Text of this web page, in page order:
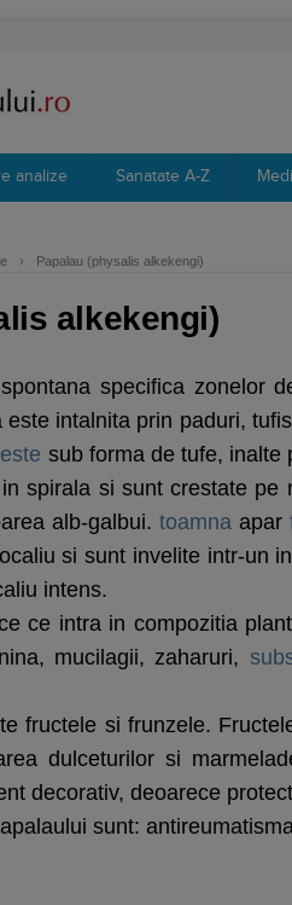
analize Sanatate A-Z
› Papalau (physalis alkekengi)
alkekengi)
specifica zonelor
intalnita prin paduri,
sub forma de tufe, inalte
spirala si sunt crestate pe
alb-galbui.toamna apar
si sunt invelite intr-un
intens.
ce intra in compozitia
mucilagii, zaharuri,
fructele si frunzele.
dulceturilor si
decorativ, deoarece
sunt: